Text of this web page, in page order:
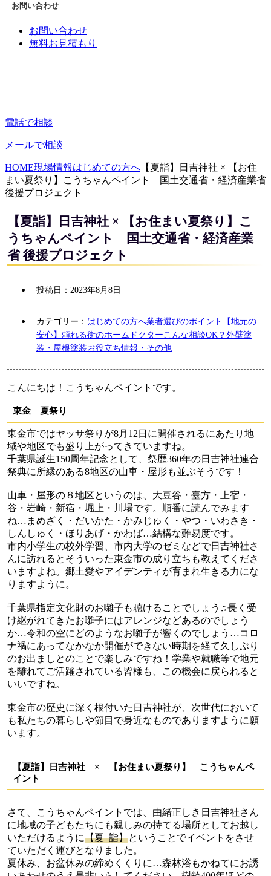
お問い合わせ
お問い合わせ
無料お見積もり
電話で相談
メールで相談
HOME現場情報はじめての方へ 【夏詣】日吉神社 × 【お住
まい夏祭り】こうちゃんペイント 国土交通省・経済産業省
後援プロジェクト
【夏詣】日吉神社 × 【お住まい夏祭り】こ
うちゃんペイント 国土交通省・経済産業
省 後援プロジェクト
投稿日： 2023年8月8日
カテゴリー： はじめての方へ業者選びのポイント
【地元の
安心】頼れる街のホームドクター こんな相談OK？ 外壁塗
装・屋根塗装お役立ち情報・その他
こんにちは！こうちゃんペイントです。
東金 夏祭り
東金市ではヤッサ祭りが8月12日に開催されるにあたり地
域や地区でも盛り上がってきていますね。
千葉県誕生150周年記念として、祭歴360年の日吉神社連合
祭典に所縁のある8地区の山車・屋形も並ぶそうです！
山車・屋形の８地区というのは、大豆谷・臺方・上宿・
谷・岩崎・新宿・堀上・川場です。順番に読んでみます
ね…まめざく・だいかた・かみじゅく・やつ・いわさき・
しんしゅく・ほりあげ・かわば…結構な難易度です。
市内小学生の校外学習、市内大学のゼミなどで日吉神社さ
んに訪れるとそういった東金市の成り立ちも教えてくださ
いますよね。郷土愛やアイデンティが育まれ生きる力にな
りますように。
千葉県指定文化財のお囃子も聴けることでしょう♫長く受
け継がれてきたお囃子にはアレンジなどあるのでしょう
か…令和の空にどのようなお囃子が響くのでしょう…コロ
ナ禍にあってなかなか開催ができない時期を経て久しぶり
のお出ましとのことで楽しみですね！学業や就職等で地元
を離れてご活躍されている皆様も、この機会に戻られると
いいですね。
東金市の歴史に深く根付いた日吉神社が、次世代において
も私たちの暮らしや節目で身近なものでありますように願
います。
【夏詣】日吉神社 × 【お住まい夏祭り】 こうちゃんペ
イント
さて、こうちゃんペイントでは、由緒正しき日吉神社さん
に地域の子どもたちにも親しみの持てる場所としてお越し
いただけるように【夏 詣】ということでイベントをさせ
ていただく運びとなりました。
夏休み、お盆休みの締めくくりに…森林浴もかねてにお誘